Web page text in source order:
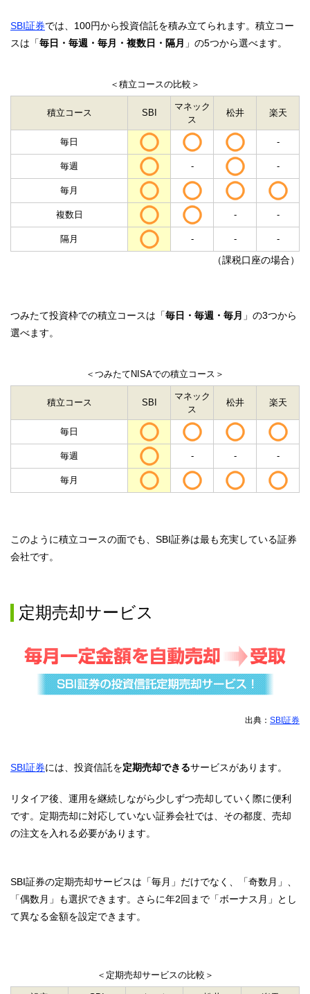
SBI証券では、100円から投資信託を積み立てられます。積立コー
スは「毎日・毎週・毎月・複数日・隔月 」の5つから選べます。
＜積立コースの比較＞
積立コース SBI
マネック
ス
松井 楽天
毎日 -
毎週 - -
毎月
複数日 - -
隔月 - - -
（課税口座の場合）
つみたて投資枠での積立コースは「毎日・毎週・毎月 」の3つから
選べます。
＜つみたてNISAでの積立コース＞
積立コース SBI
マネック
ス
松井 楽天
毎日
毎週 - - -
毎月
このように積立コースの面でも、SBI証券は最も充実している証券
会社です。
定期売却サービス
出典： SBI証券
SBI証券には、投資信託を定期売却できるサービスがあります。
リタイア後、運用を継続しながら少しずつ売却していく際に便利
です。定期売却に対応していない証券会社では、その都度、売却
の注文を入れる必要があります。
SBI証券の定期売却サービスは「毎月」だけでなく、「奇数月」、
「偶数月」も選択できます。さらに年2回まで「ボーナス月」とし
て異なる金額を設定できます。
＜定期売却サービスの比較＞